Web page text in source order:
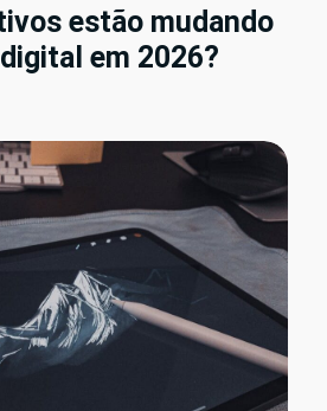
estão mudando
em 2026?